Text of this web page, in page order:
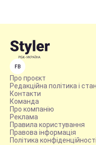
FB
Про проєкт
Редакційна політика і
Контакти
Команда
Про компанію
Реклама
Правила користування
Правова інформація
Політика конфіденційності